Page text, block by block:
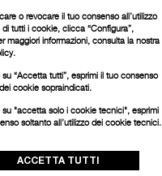
un appuntamento
Contatta il concierge
o revocare il tuo consenso all’utilizzo
tutti i cookie, clicca “Configura”,
maggiori informazioni, consulta la nostra
“Accetta tutti”, esprimi il tuo consenso
cookie sopraindicati.
"accetta solo i cookie tecnici", esprimi
soltanto all’utilizzo dei cookie tecnici.
ACCETTA TUTTI